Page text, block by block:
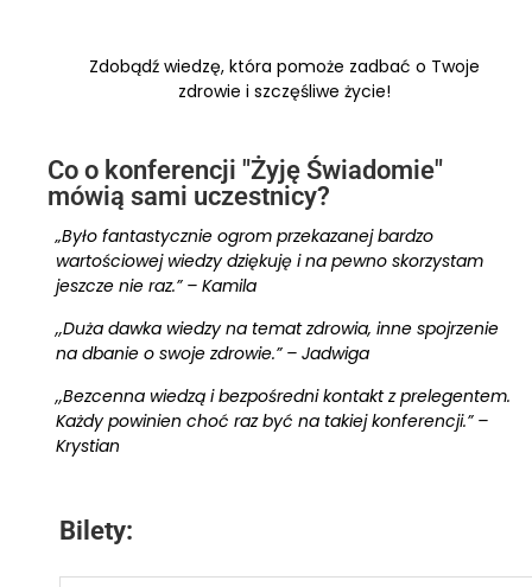
Zdobądź wiedzę, która pomoże zadbać o Twoje
zdrowie i szczęśliwe życie!
Co o konferencji "Żyję Świadomie"
mówią sami uczestnicy?
„Było fantastycznie ogrom przekazanej bardzo
wartościowej wiedzy dziękuję i na pewno skorzystam
jeszcze nie raz.” – Kamila
,,Duża dawka wiedzy na temat zdrowia, inne spojrzenie
na dbanie o swoje zdrowie.” – Jadwiga
,,Bezcenna wiedzą i bezpośredni kontakt z prelegentem.
Każdy powinien choć raz być na takiej konferencji.” –
Krystian
Bilety: